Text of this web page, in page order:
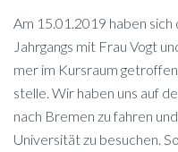
Am 15.01.2019 ha­ben
Jahr­gangs mit Frau Vogt
mer im Kurs­raum
stel­le. Wir ha­ben uns auf
nach Bre­men zu fah­ren
Uni­ver­si­tät zu be­su­chen.